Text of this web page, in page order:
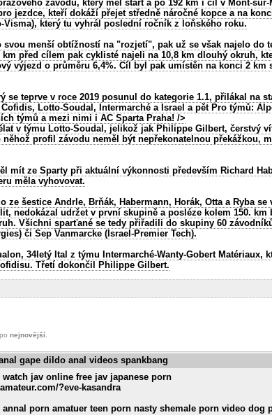
závodu, který měl start a po 192 km i cíl v Mont-
jezdce, kteří dokáží přejet středně náročné kopce a na
Visma), který tu vyhrál poslední ročník z loňského roku.
menší obtížností na "rozjetí", pak už se však najelo do
před cílem pak cyklisté najeli na 10,8 km dlouhý okruh,
výjezd o průměru 6,4%. Cíl byl pak umístěn na konci 2
se teprve v roce 2019 posunul do kategorie 1.1, přilákal na
Lotto-Soudal, Intermarché a Israel a pět Pro týmů:
týmů a mezi nimi i AC Sparta Praha! />
v týmu Lotto-Soudal, jelikož jak Philippe Gilbert, čerstvý
něhož profil závodu neměl být nepřekonatelnou překážkou,
mít ze Sparty při aktuální výkonnosti především Richard
měla vyhovovat.
ze šestice Andrle, Brňák, Habermann, Horák, Otta a Ryba
nedokázal udržet v první skupině a posléze kolem 150.
Všichni sparťané se tedy přiřadili do skupiny 60
či Sep Vanmarcke (Israel-Premier Tech).
34letý Ital z týmu Intermarché-Wanty-Gobert Matériaux,
Třetí dokončil Philippe Gilbert.
po nejnovější.
gape dildo anal videos spankbang
jav online free jav japanese porn
?eve-kasandra
annal porn amatuer teen porn nasty shemale porn video dog